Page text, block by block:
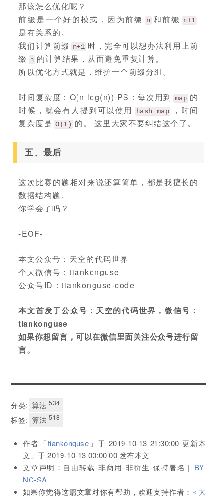
那该怎么优化呢？
前缀是一个好的模式，因为前缀
n 和前缀 n+1
是有关系的。
我们计算前缀
n+1 时，完全可以想办法利用上前
缀
n 的计算结果，从而避免重复计算。
所以优化方式就是，维护一个前缀分组。
时间复杂度：O(n log(n)) PS：每次用到 map 的
时候，就会有人提到可以使用
hash map
，时间
复杂度是 O(1) 的。 这里大家不要纠结这个了。
五、最后
这次比赛的题相对来说还算简单，都是我擅长的
数据结构题。
你学会了吗？
-EOF-
本文公众号：天空的代码世界
个人微信号：tiankonguse
公众号ID：tiankonguse-code
本文首发于公众号：天空的代码世界，微信号：
tiankonguse
如果你想留言，可以在微信里面关注公众号进行留
言。
分类: 算法534
标签: 算法518
作者「tiankonguse 」于 2019-10-13 21:30:00 更新本
文」于2019-10-13 00:00:00 发布本文
文章声明：自由转载-非商用-非衍生-保持署名 | BY-
NC-SA
如果你觉得这篇文章对你有帮助，欢迎支持作者： « 大